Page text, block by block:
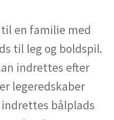
en familie med
til leg og boldspil.
indrettes efter
legeredskaber
indrettes bålplads